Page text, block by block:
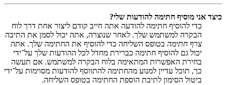
כיצד אני מוסיף חתימה להודעות שלי?
כדי להוסיף חתימה להודעה אתה חייב קודם ליצור אחת דרך לוח
הבקרה למשתמש שלך. לאחר שנוצרה, אתה יכול לסמן את התיבה
צרף חתימה בטופס השליחה כדי להוסיף את החתימה שלך. אתה
יכול גם להוסיף חתימה כברירת מחדל לכל ההודעות שלך על־ידי
בחירת האפשרות המתאימה בלוח הבקרה למשתמש. אם תעשה
כך, תוכל עדיין למנוע מהחתימה להתווסף להודעות מסוימות על־ידי
ביטול הסימון לתיבת הוספת החתימה בטופס השליחה.